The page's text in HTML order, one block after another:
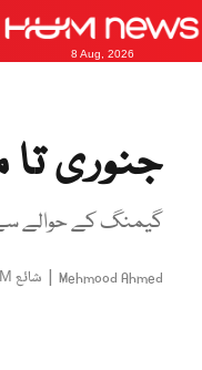
8 Aug, 2026
جنوری تا
گیمنگ کے حوالے سے
Mehmood Ahmed
| شائع